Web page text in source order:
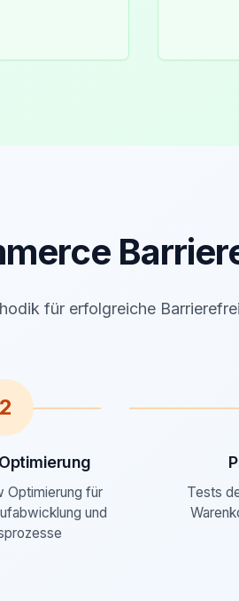
für erfolgreiche
2
Optimierung für
und
Tests